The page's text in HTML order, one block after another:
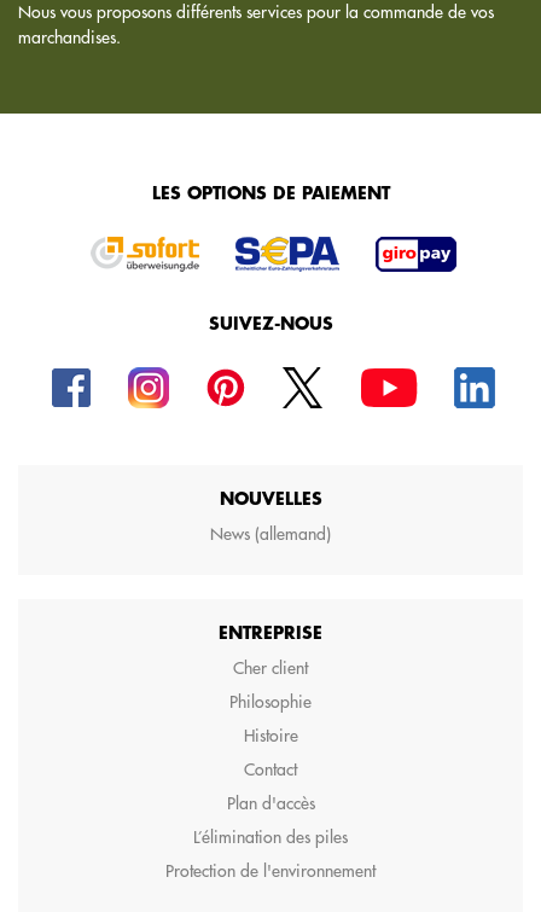
Nous vous proposons différents services pour la commande de vos
marchandises.
LES OPTIONS DE PAIEMENT
SUIVEZ-NOUS
NOUVELLES
News (allemand)
ENTREPRISE
Cher client
Philosophie
Histoire
Contact
Plan d'accès
L’élimination des piles
Protection de l'environnement